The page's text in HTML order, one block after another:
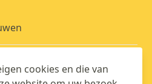
cookies en die van